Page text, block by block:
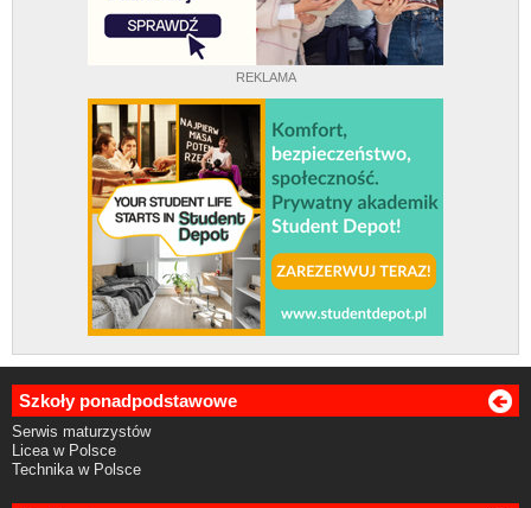
REKLAMA
Szkoły ponadpodstawowe
Serwis maturzystów
Licea w Polsce
Technika w Polsce